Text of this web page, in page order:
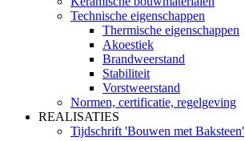
Technische eigenschappen
Thermische eigenschappen
Akoestiek
Brandweerstand
Stabiliteit
Vorstweerstand
Normen, certificatie, regelgeving
REALISATIES
Tijdschrift 'Bouwen met Baksteen'